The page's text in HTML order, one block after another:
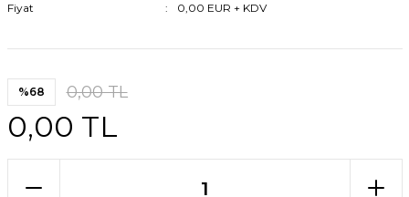
Fiyat
0,00 EUR + KDV
%68 0,00 TL
0,00 TL